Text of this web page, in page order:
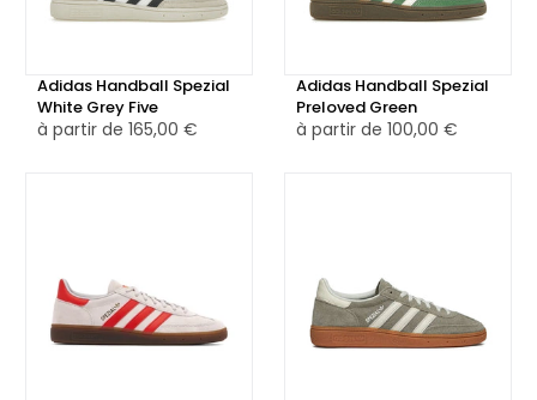
discrète mais emblématique de la gamme Spezial.
minutieusement testée, nettoyée et authentifiée par nos
équipes, pour une alternative plus responsable, sans
Adidas Handball Spezial
White Grey Five
à partir de 165,00 €
Adidas Handball Spezial
Preloved Green
à partir de 100,00 €